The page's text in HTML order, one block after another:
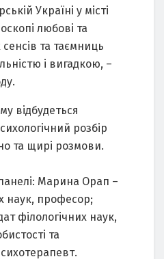
Україні у місті
любові та
та таємниць
і вигадкою, –
відбудеться
розбір
та щирі розмови.
Марина Орап –
наук, професор;
філологічних наук,
та